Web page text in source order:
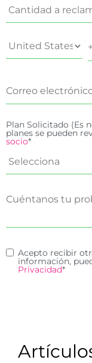
Plan Solicitado (Es
planes se pueden
socio*
Acepto recibir
información,
Privacidad*